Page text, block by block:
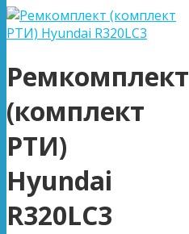
Ремкомплект
(комплект
РТИ)
Hyundai
R320LC3